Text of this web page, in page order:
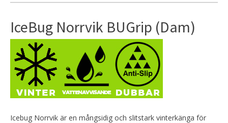
IceBug Norrvik BUGrip (Dam)
Icebug Norrvik är en mångsidig och slitstark vinterkänga för